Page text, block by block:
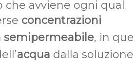
che avviene ogni qual
concentrazioni
semipermeabile, in
acqua dalla soluzione